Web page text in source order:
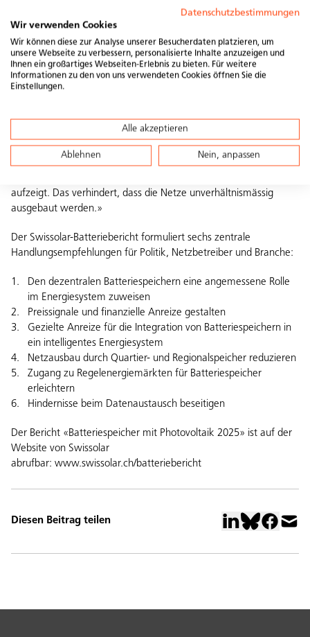
Swissolar wird sich künftig noch stärker für Rahmenbedingungen
einsetzen, die den Ausbau von Speicherlösungen in Kombination
mit Photovoltaik fördern. Dazu gehört auch einenationale
Speicherstrategie. Swissolar-Vizepräsidentin Gabriela Suter sagt
dazu: «Batteriespeicher, die Strom kurzfristig zwischenspeichern
müssen bei künftigen Energieszenarien berücksichtigt werden. In
den aktuellen Energieperspektiven des Bundes fehlen diese
leider noch. Es braucht eine nationale Speicherstrategie, die
sämtliche Speicher – saisonale und kurzfristige – beinhaltet und
aufzeigt. Das verhindert, dass die Netze unverhältnismässig
ausgebaut werden.»
Der Swissolar-Batteriebericht formuliert sechs zentrale
Handlungsempfehlungen für Politik, Netzbetreiber und Branche:
Den dezentralen Batteriespeichern eine angemessene Rolle
im Energiesystem zuweisen
Preissignale und finanzielle Anreize gestalten
Gezielte Anreize für die Integration von Batteriespeichern in
ein intelligentes Energiesystem
Netzausbau durch Quartier- und Regionalspeicher reduzieren
Zugang zu Regelenergiemärkten für Batteriespeicher
erleichtern
Hindernisse beim Datenaustausch beseitigen
Der Bericht «Batteriespeicher mit Photovoltaik 2025» ist auf der
Website von Swissolar
abrufbar: www.swissolar.ch/batteriebericht
Diesen Beitrag teilen
Datenschutzbestimmungen
Wir verwenden Cookies
Wir können diese zur Analyse unserer Besucherdaten platzieren, um
unsere Webseite zu verbessern, personalisierte Inhalte anzuzeigen und
Ihnen ein großartiges Webseiten-Erlebnis zu bieten. Für weitere
Informationen zu den von uns verwendeten Cookies öffnen Sie die
Einstellungen.
Alle akzeptieren
Ablehnen Nein, anpassen